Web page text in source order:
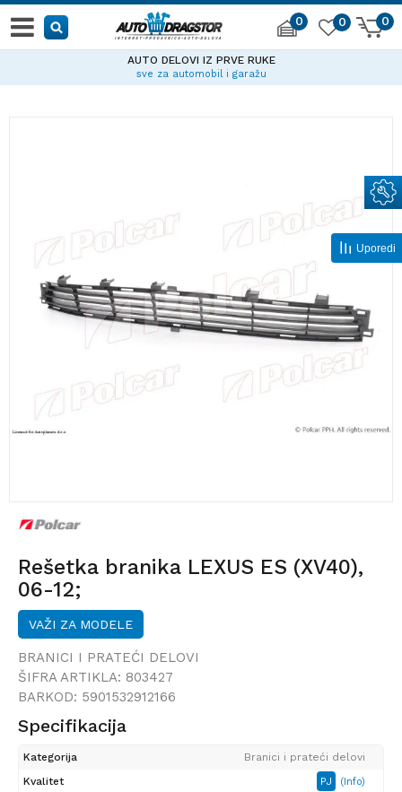
0 0
0
AUTO DELOVI IZ PRVE RUKE
sve za automobil i garažu
Rešetka branika LEXUS ES (XV40),
06-12;
VAŽI ZA MODELE
BRANICI I PRATEĆI DELOVI
ŠIFRA ARTIKLA: 803427
BARKOD: 5901532912166
Specifikacija
Kategorija
Branici i prateći delovi
Kvalitet
PJ (Info)
Uporedi